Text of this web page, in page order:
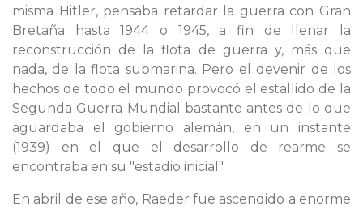
misma Hitler, pensaba retardar la guerra con Gran
Bretaña hasta 1944 o 1945, a fin de llenar la
reconstrucción de la flota de guerra y, más que
nada, de la flota submarina. Pero el devenir de los
hechos de todo el mundo provocó el estallido de la
Segunda Guerra Mundial bastante antes de lo que
aguardaba el gobierno alemán, en un instante
(1939) en el que el desarrollo de rearme se
encontraba en su "estadio inicial".
En abril de ese año, Raeder fue ascendido a enorme